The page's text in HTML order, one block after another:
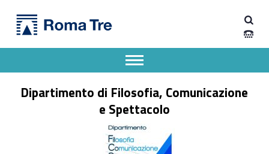
Dipartimento di Filosofia, Comunicazione e Spettacolo
Dipartimento di Filosofia, Comunicazione
e Spettacolo
Apri il menu secondario
Header info sidebar